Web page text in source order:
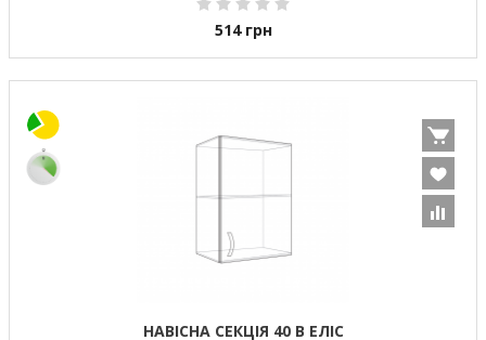
514 грн
НАВІСНА СЕКЦІЯ 40 В ЕЛІС